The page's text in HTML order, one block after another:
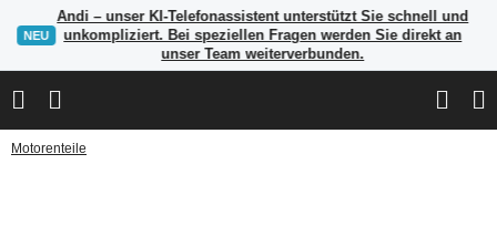
NEU
Andi – unser KI-Telefonassistent unterstützt Sie schnell und
unkompliziert. Bei speziellen Fragen werden Sie direkt an
unser Team weiterverbunden.
Motorenteile